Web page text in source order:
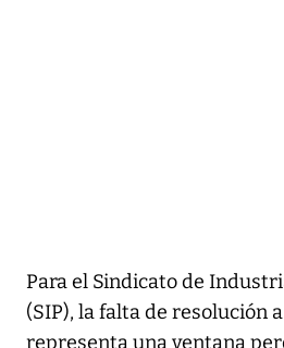
Para el Sindicato de
(SIP), la falta de resolución
representa una ventana